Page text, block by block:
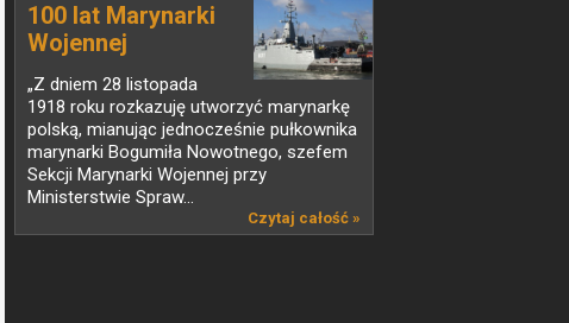
100 lat Marynarki
Wojennej
„Z dniem 28 listopada
1918 roku rozkazuję utworzyć marynarkę
polską, mianując jednocześnie pułkownika
marynarki Bogumiła Nowotnego, szefem
Sekcji Marynarki Wojennej przy
Ministerstwie Spraw...
Czytaj całość »